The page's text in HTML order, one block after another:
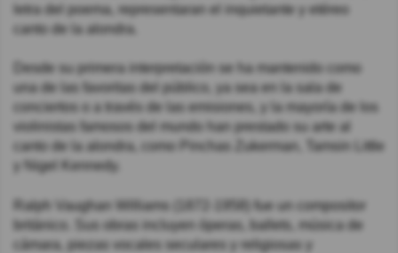
letra del poema, representaran el inquietante y etéreo
canto de la alondra.
Desde su primera interpretación se ha mantenido como
una de las favoritas del público, ya sea en la sala de
conciertos o a través de las emisiones, y la mayoría de los
violinistas famosos del mundo han prestado su arte al
canto de la alondra, como Pinchas Zukerman, Tamsin Little
y Nigel Kennedy.
Ralph Vaughan Williams (1872-1958) fue un compositor
británico. Sus obras incluyen óperas, ballets, música de
cámara, piezas vocales seculares y religiosas y